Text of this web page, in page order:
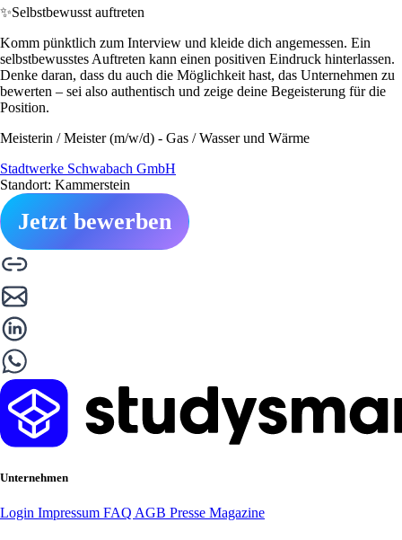
✨Selbstbewusst auftreten
Komm pünktlich zum Interview und kleide dich angemessen. Ein
selbstbewusstes Auftreten kann einen positiven Eindruck hinterlassen.
Denke daran, dass du auch die Möglichkeit hast, das Unternehmen zu
bewerten – sei also authentisch und zeige deine Begeisterung für die
Position.
Meisterin / Meister (m/w/d) - Gas / Wasser und Wärme
Stadtwerke Schwabach GmbH
Standort: Kammerstein
Jetzt bewerben
Unternehmen
Login Impressum FAQ AGB Presse Magazine